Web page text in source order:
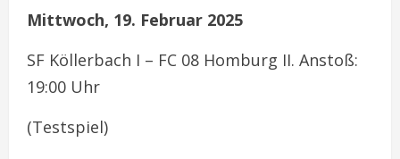
Mittwoch, 19. Februar 2025
SF Köllerbach I – FC 08 Homburg II. Anstoß:
19:00 Uhr
(Testspiel)